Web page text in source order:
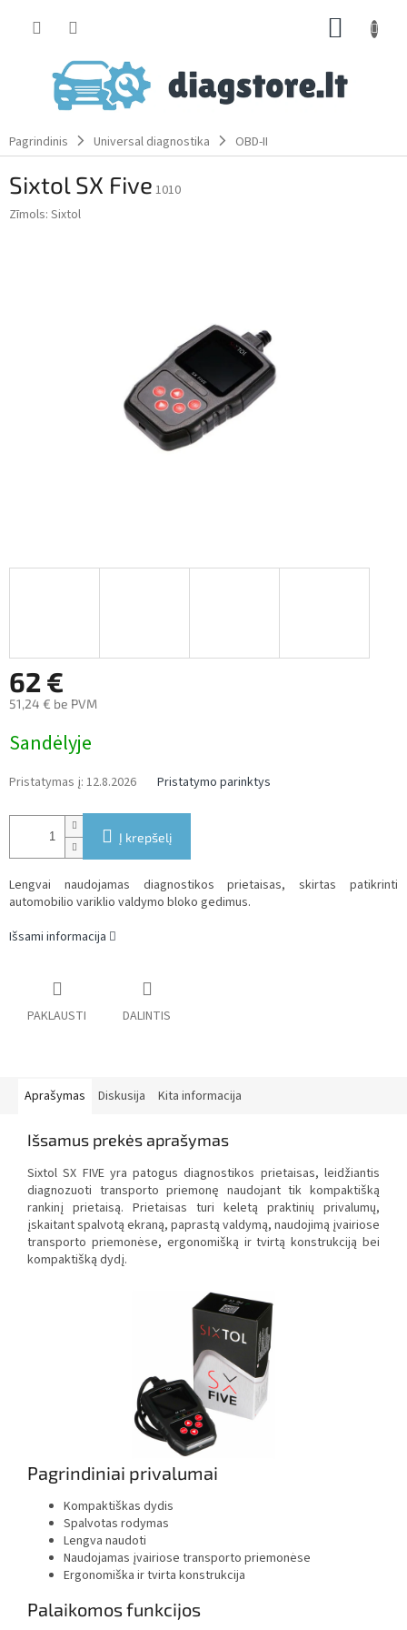
Pagrindinis Universal diagnostika OBD-II
Sixtol SX Five 1010
Zīmols: Sixtol
62 €
51,24 € be PVM
price:
Sandėlyje
Pristatymas į: 12.8.2026 Pristatymo parinktys
Į krepšelį
Lengvai naudojamas diagnostikos prietaisas, skirtas patikrinti
automobilio variklio valdymo bloko gedimus.
Išsami informacija
PAKLAUSTI DALINTIS
Aprašymas Diskusija Kita informacija
Išsamus prekės aprašymas
Sixtol SX FIVE yra patogus diagnostikos prietaisas, leidžiantis
diagnozuoti transporto priemonę naudojant tik kompaktišką
rankinį prietaisą. Prietaisas turi keletą praktinių privalumų,
įskaitant spalvotą ekraną, paprastą valdymą, naudojimą įvairiose
transporto priemonėse, ergonomišką ir tvirtą konstrukciją bei
kompaktišką dydį.
Pagrindiniai privalumai
Kompaktiškas dydis
Spalvotas rodymas
Lengva naudoti
Naudojamas įvairiose transporto priemonėse
Ergonomiška ir tvirta konstrukcija
Palaikomos funkcijos